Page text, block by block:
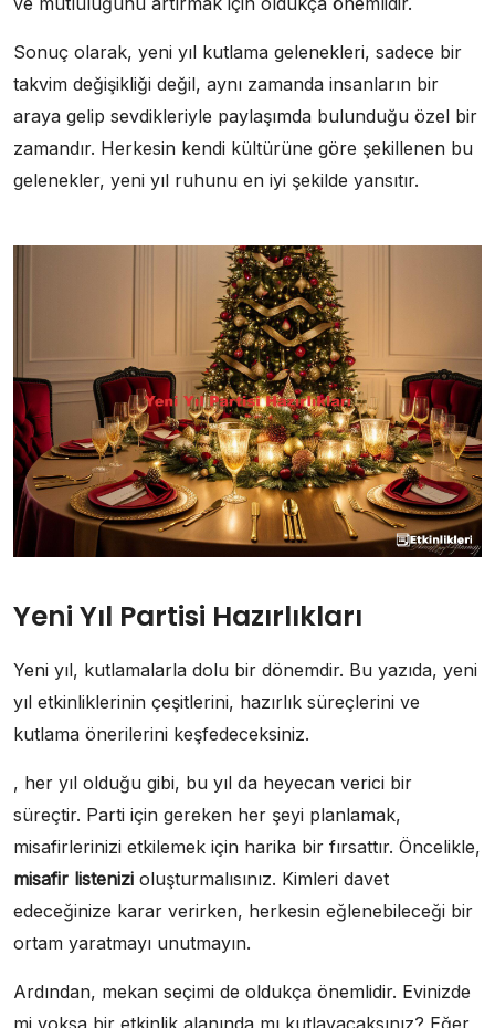
Sonuç olarak, yeni yıl kutlama gelenekleri, sadece bir
takvim değişikliği değil, aynı zamanda insanların bir
araya gelip sevdikleriyle paylaşımda bulunduğu özel bir
zamandır. Herkesin kendi kültürüne göre şekillenen bu
gelenekler, yeni yıl ruhunu en iyi şekilde yansıtır.
Yeni Yıl Partisi Hazırlıkları
Yeni yıl, kutlamalarla dolu bir dönemdir. Bu yazıda, yeni
yıl etkinliklerinin çeşitlerini, hazırlık süreçlerini ve
kutlama önerilerini keşfedeceksiniz.
, her yıl olduğu gibi, bu yıl da heyecan verici bir
süreçtir. Parti için gereken her şeyi planlamak,
misafirlerinizi etkilemek için harika bir fırsattır. Öncelikle,
misafir listenizi oluşturmalısınız. Kimleri davet
edeceğinize karar verirken, herkesin eğlenebileceği bir
ortam yaratmayı unutmayın.
Ardından, mekan seçimi de oldukça önemlidir. Evinizde